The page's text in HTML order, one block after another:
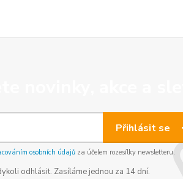
Přihlásit se
osobních údajůza účelem rozesílky newsletteru.
odhlásit. Zasíláme jednou za 14 dní.